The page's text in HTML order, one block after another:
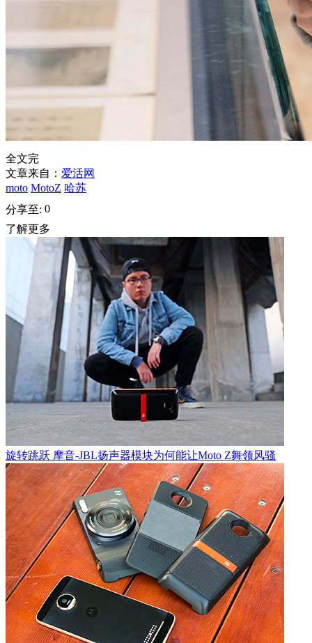
全文完
文章来自： 爱活网
moto MotoZ 哈苏
分享至: 0
了解更多
旋转跳跃 摩音-JBL扬声器模块为何能让Moto Z舞领风骚